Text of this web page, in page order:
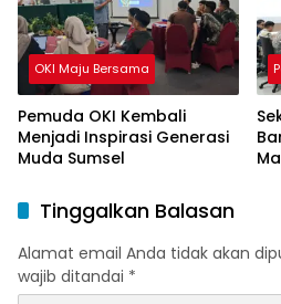
OKI Maju Bersama
Pemuda OKI Kembali
Menjadi Inspirasi Generasi
Muda Sumsel
Tinggalkan Balasan
Alamat email Anda tidak akan
wajib ditandai *